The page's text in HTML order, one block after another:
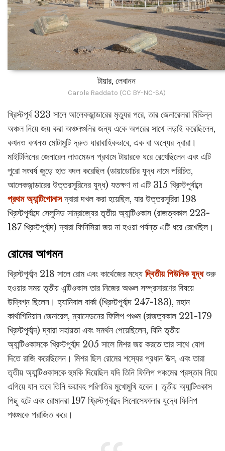
টায়ার, লেবানন
Carole Raddato (CC BY-NC-SA)
খ্রিস্টপূর্ব 323 সালে আলেকজান্ডারের মৃত্যুর পরে, তার জেনারেলরা বিভিন্ন
অঞ্চল নিয়ে জয় করা অঞ্চলগুলির জন্য একে অপরের সাথে লড়াই করেছিলেন,
কখনও কখনও মোটামুটি দ্রুত ধারাবাহিকভাবে, এক বা অন্যের দ্বারা।
মাইটিলিনের জেনারেল লাওমেডন প্রথমে টায়ারকে ধরে রেখেছিলেন এবং এটি
পুরো সংঘর্ষ জুড়ে হাত বদল করেছিল (ডায়াডোচির যুদ্ধ নামে পরিচিত,
আলেকজান্ডারের উত্তরসূরিদের যুদ্ধ) যতক্ষণ না এটি 315 খ্রিস্টপূর্বাব্দে
প্রথম অ্যান্টিগোনাসদ্বারা দখল করা হয়েছিল, যার উত্তরসূরিরা 198
খ্রিস্টপূর্বাব্দে সেলুসিড সাম্রাজ্যের তৃতীয় অ্যান্টিওকাস (রাজত্বকাল 223-
187 খ্রিস্টপূর্বাব্দ) দ্বারা ফিনিসিয়া জয় না হওয়া পর্যন্ত এটি ধরে রেখেছিল।
রোমের আগমন
খ্রিস্টপূর্বাব্দ 218 সালে রোম এবং কার্থেজের মধ্যে দ্বিতীয় পিউনিক যুদ্ধশুরু
হওয়ার সময় তৃতীয় এন্টিওকাস তার নিজের অঞ্চল সম্প্রসারণের বিষয়ে
উদ্বিগ্ন ছিলেন। হ্যানিবাল বার্কা (খ্রিস্টপূর্বাব্দ 247-183), মহান
কার্থাগিনিয়ান জেনারেল, ম্যাসেডনের ফিলিপ পঞ্চম (রাজত্বকাল 221-179
খ্রিস্টপূর্বাব্দ) দ্বারা সহায়তা এবং সমর্থন পেয়েছিলেন, যিনি তৃতীয়
অ্যান্টিওকাসকে খ্রিস্টপূর্বাব্দ 205 সালে মিশর জয় করতে তার সাথে যোগ
দিতে রাজি করেছিলেন। মিশর ছিল রোমের শস্যের প্রধান উত্স, এবং তারা
তৃতীয় অ্যান্টিওকাসকে হুমকি দিয়েছিল যদি তিনি ফিলিপ পঞ্চমের প্রস্তাব নিয়ে
এগিয়ে যান তবে তিনি ভয়াবহ পরিণতির মুখোমুখি হবেন। তৃতীয় অ্যান্টিওকাস
পিছু হটে এবং রোমানরা 197 খ্রিস্টপূর্বাব্দে সিনোসেফালার যুদ্ধে ফিলিপ
পঞ্চমকে পরাজিত করে।